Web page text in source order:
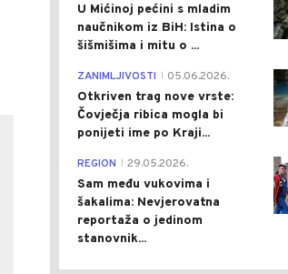
U Mićinoj pećini s mladim
naučnikom iz BiH: Istina o
šišmišima i mitu o ...
ZANIMLJIVOSTI 05.06.2026.
Otkriven trag nove vrste:
Čovječja ribica mogla bi
ponijeti ime po Kraji...
REGION 29.05.2026.
Sam među vukovima i
šakalima: Nevjerovatna
reportaža o jedinom
stanovnik...